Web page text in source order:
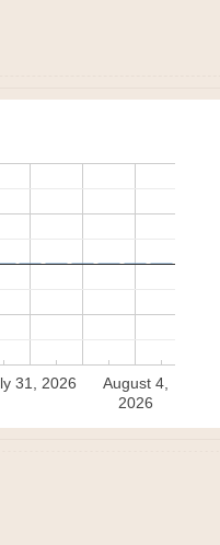
31, 2026
August 4,
2026